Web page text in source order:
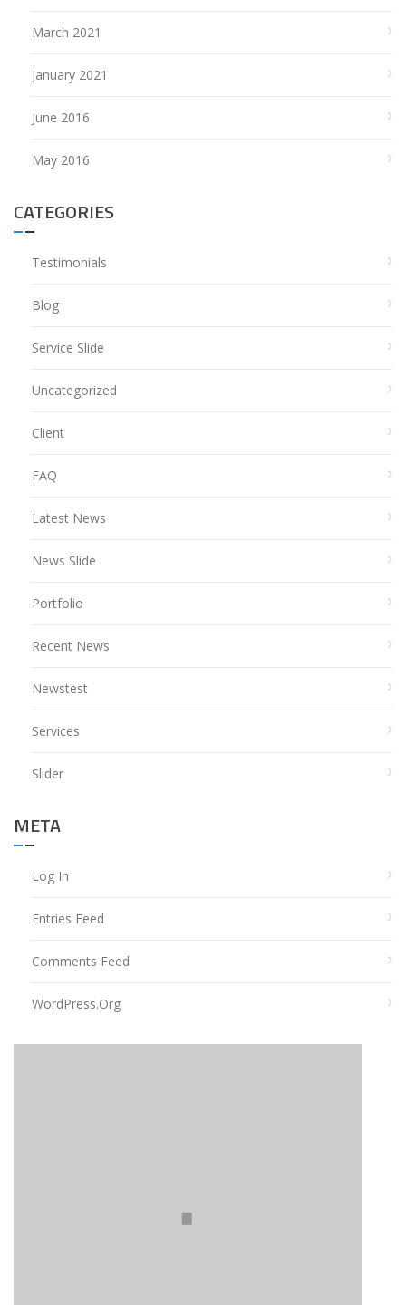
March 2021
January 2021
June 2016
May 2016
CATEGORIES
Testimonials
Blog
Service Slide
Uncategorized
Client
FAQ
Latest News
News Slide
Portfolio
Recent News
Newstest
Services
Slider
META
Log In
Entries Feed
Comments Feed
WordPress.org